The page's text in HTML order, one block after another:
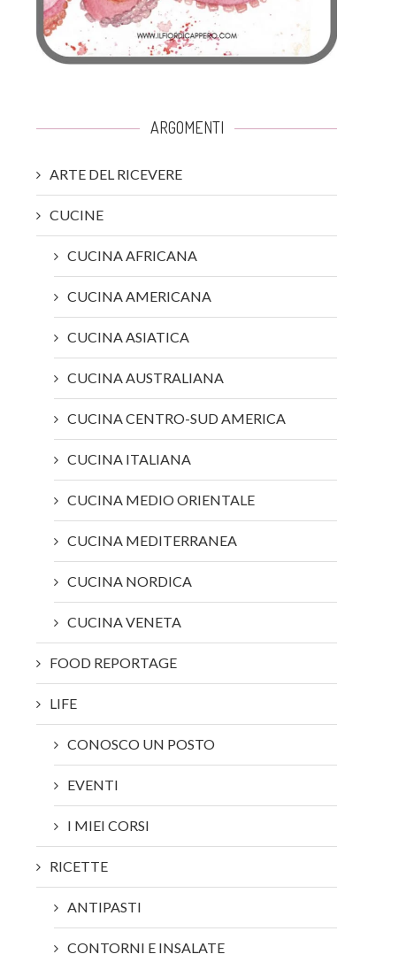
ARGOMENTI
ARTE DEL RICEVERE
CUCINE
CUCINA AFRICANA
CUCINA AMERICANA
CUCINA ASIATICA
CUCINA AUSTRALIANA
CUCINA CENTRO-SUD AMERICA
CUCINA ITALIANA
CUCINA MEDIO ORIENTALE
CUCINA MEDITERRANEA
CUCINA NORDICA
CUCINA VENETA
FOOD REPORTAGE
LIFE
CONOSCO UN POSTO
EVENTI
I MIEI CORSI
RICETTE
ANTIPASTI
CONTORNI E INSALATE